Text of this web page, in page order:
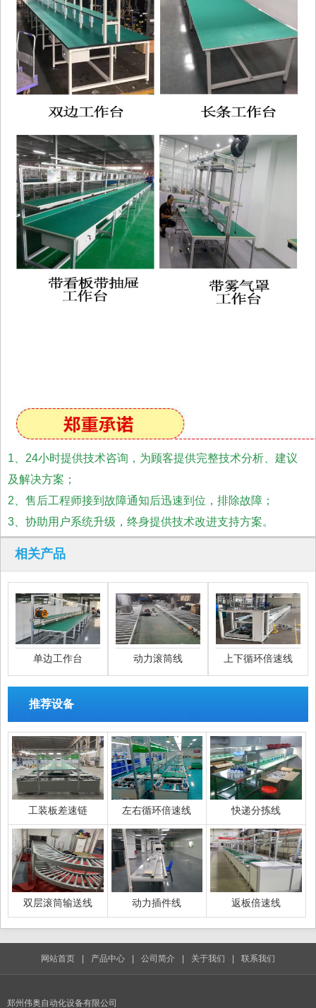
1、24小时提供技术咨询，为顾客提供完整技术分析、建议
及解决方案；
2、售后工程师接到故障通知后迅速到位，排除故障；
3、协助用户系统升级，终身提供技术改进支持方案。
相关产品
单边工作台 动力滚筒线 上下循环倍速线
推荐设备
工装板差速链 左右循环倍速线 快递分拣线
双层滚筒输送线 动力插件线 返板倍速线
网站首页 | 产品中心 | 公司简介 | 关于我们 | 联系我们
郑州伟奥自动化设备有限公司